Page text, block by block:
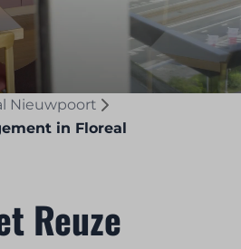
Nieuwpoort
in Floreal
Reuze